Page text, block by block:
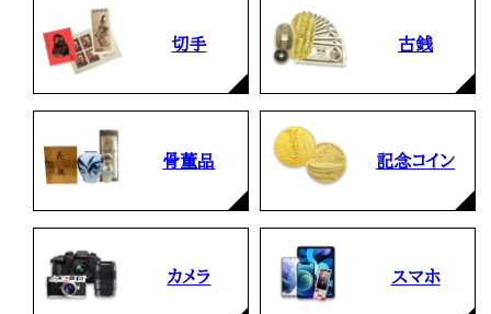
切手 古銭
骨董品 記念コイン
カメラ スマホ